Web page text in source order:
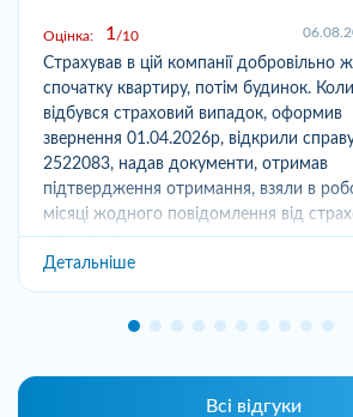
Оцінка: 1 10
Страхував в цій компанії добровільно
спочатку квартиру, потім будинок. Коли
відбувся страховий випадок, оформив
звернення 01.04.2026р, відкрили
2522083, надав документи, отримав
підтвердження отримання, взяли в
місяці жодного повідомлення від
отримував,...
Детальніше
Всі відгуки